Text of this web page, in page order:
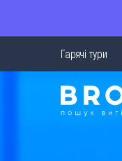
Гарячі тури